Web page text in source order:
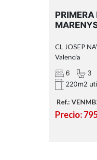
PRIMERA
CL JOSEP
Valencia
6
3
220m2
Ref.:
Precio: